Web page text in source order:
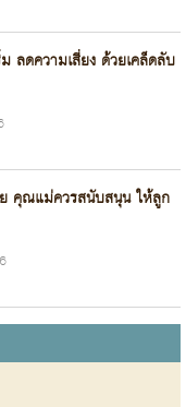
ลดความเสี่ยง ด้วยเคล็ดลับ
คุณแม่ควรสนับสนุน ให้ลูก